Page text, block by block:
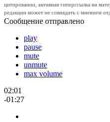
цитировании, активная гиперссылка на
редакции может не совпадать с мнением
Сообщение отправлено
play
pause
mute
unmute
max volume
02:01
-01:27